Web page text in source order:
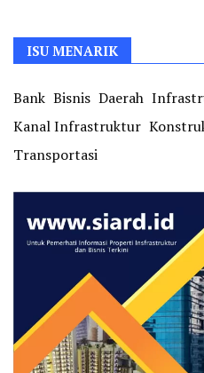
ISU MENARIK
Bank Bisnis Daerah
Kanal Infrastruktur
Transportasi